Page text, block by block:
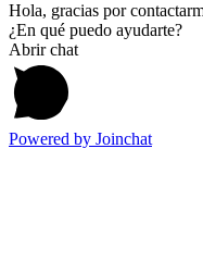
Hola, gracias por
¿En qué puedo ayudarte?
Abrir chat
Powered by Joinchat